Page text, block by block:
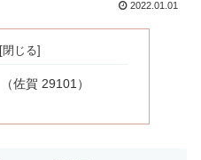
2022.01.01
佐賀 29101）